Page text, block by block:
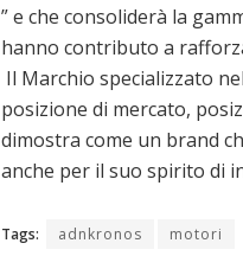
” e che consoliderà la
hanno contributo a
Il Marchio specializzato
posizione di mercato,
dimostra come un brand
anche per il suo spirito di
Tags: adnkronos motori